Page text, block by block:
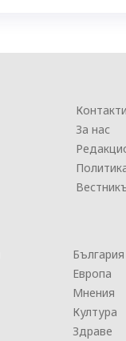
Контакти
За нас
България
Европа
Мнения
Култура
Здраве